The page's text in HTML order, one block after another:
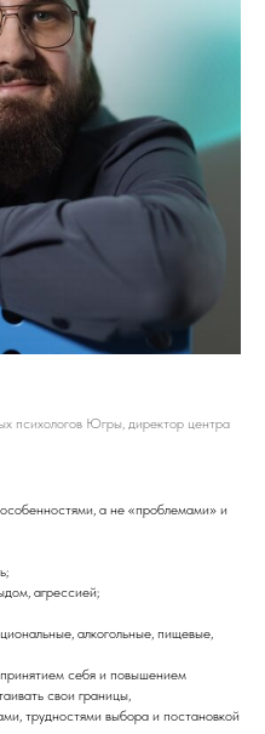
психологов Югры, директор центра
а не «проблемами» и
агрессией;
алкогольные, пищевые,
себя и повышением
свои границы,
трудностями выбора и постановкой